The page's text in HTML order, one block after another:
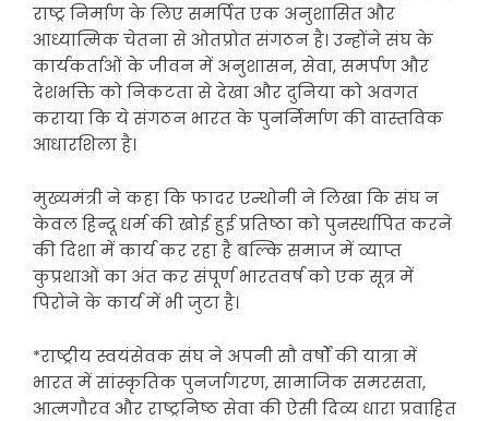
राष्ट्र निर्माण के लिए समर्पित एक अनुशासित और
आध्यात्मिक चेतना से ओतप्रोत संगठन है। उन्होंने संघ के
कार्यकर्ताओं के जीवन में अनुशासन, सेवा, समर्पण और
देशभक्ति को निकटता से देखा और दुनिया को अवगत
कराया कि ये संगठन भारत के पुनर्निर्माण की वास्तविक
आधारशिला है।
मुख्यमंत्री ने कहा कि फादर एन्थोनी ने लिखा कि संघ न
केवल हिन्दू धर्म की खोई हुई प्रतिष्ठा को पुनर्स्थापित करने
की दिशा में कार्य कर रहा है बल्कि समाज में व्याप्त
कुप्रथाओं का अंत कर संपूर्ण भारतवर्ष को एक सूत्र में
पिरोने के कार्य में भी जुटा है।
*राष्ट्रीय स्वयंसेवक संघ ने अपनी सौ वर्षों की यात्रा में
भारत में सांस्कृतिक पुनर्जागरण, सामाजिक समरसता,
आत्मगौरव और राष्ट्रनिष्ठ सेवा की ऐसी दिव्य धारा प्रवाहित